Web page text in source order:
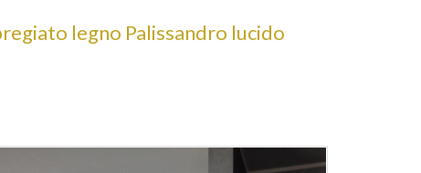
legno Palissandro lucido